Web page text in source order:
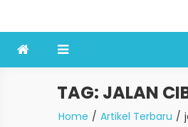
TAG: JALAN
Home Artikel Terbaru